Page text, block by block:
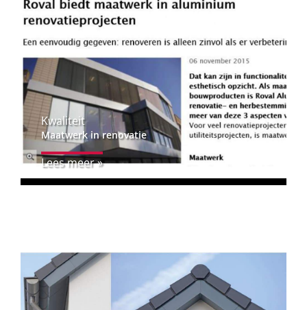
Kwaliteit
Maatwerk in renovatie
Lees meer »